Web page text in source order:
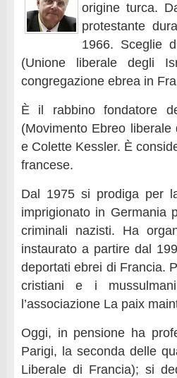
origine turca.
protestante
1966. Sceglie
(Unione liberale degli
congregazione ebrea in
È il rabbino fondatore
(Movimento Ebreo
e Colette Kessler. È
francese.
Dal 1975 si prodiga per
imprigionato in Germania
criminali nazisti. Ha
instaurato a partire dal
deportati ebrei di Francia.
cristiani e i
l’associazione La paix
Oggi, in pensione ha
Parigi, la seconda delle
Liberale di Francia); si